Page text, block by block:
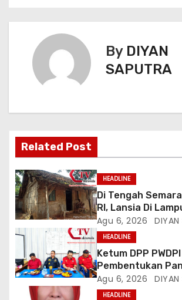
By DIYAN
SAPUTRA
Related Post
HEADLINE
Di Tengah
RI, Lansia Di
Hidup
Agu 6, 2026 DIYAN
HEADLINE
Ketum DPP
Pembentukan
Berikut Susunan
Kegiatannya
Agu 6, 2026 DIYAN
HEADLINE